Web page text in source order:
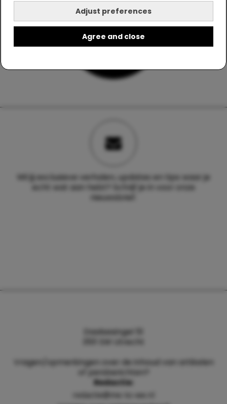
Adjust preferences
Agree and close
Wil jij exclusieve verhalen, updates en tips waar je
echt wat aan hebt? Schrijf je in voor onze
nieuwsbrief.
Daalsesingel 51
3511 SW Utrecht
Vragen/opmerkingen over de inhoud van artikelen
of persberichten?
Redactie:
redactie@me-to-we.nl